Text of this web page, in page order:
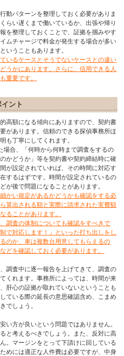
動パターンを整理しておく必要がありま
らい遅くまで働いているか、出張や帰り
を整理しておくことで、証拠を掴みやす
ムチャージで料金が発生する場合が多い
いうこともあります。
いるケースとそうでないケースとの違い
うかにあります。さらに、信用できる人
重要です。
ント
高額になる傾向にありますので、契約書
があります。信頼のできる探偵事務所ほ
も丁寧にしてくれます。
場合、「何時から何時まで調査をするの
かどうか」等を契約書や契約締結時に確
が設定されていれば、その時間に対応す
するはずです。時間が設定されているの
が後で問題になることがあります。
かい規定があるかどうかも確認をする必
算出される額と実際に請求された実費額
ることがあります。
調査の体制についても確認をすべきで
で対応します！」といった打ち出しをし
のか、車は複数台用意してもらえるの
どを確認しておく必要があります。
調査中に逐一報告を上げてきて、調査の
くれます。事務所によっては、時間が来
肝心の証拠が取れていないということも
ている際の延長の意思確認含め、こまめ
でしょう。
い方が良いという問題ではありません。
と考えるべきでしょう。また、反対に高
。マージンをとって下請けに回している
めには適正な人件費は必要ですが、中身